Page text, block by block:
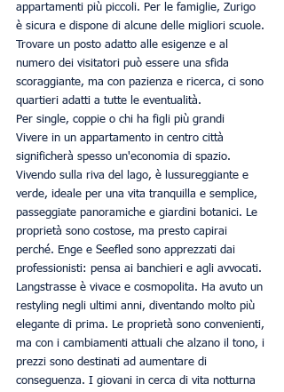
appartamenti più piccoli. Per le famiglie, Zurigo
è sicura e dispone di alcune delle migliori scuole.
Trovare un posto adatto alle esigenze e al
numero dei visitatori può essere una sfida
scoraggiante, ma con pazienza e ricerca, ci sono
quartieri adatti a tutte le eventualità.
Per single, coppie o chi ha figli più grandi
Vivere in un appartamento in centro città
significherà spesso un'economia di spazio.
Vivendo sulla riva del lago, è lussureggiante e
verde, ideale per una vita tranquilla e semplice,
passeggiate panoramiche e giardini botanici. Le
proprietà sono costose, ma presto capirai
perché. Enge e Seefled sono apprezzati dai
professionisti: pensa ai banchieri e agli avvocati.
Langstrasse è vivace e cosmopolita. Ha avuto un
restyling negli ultimi anni, diventando molto più
elegante di prima. Le proprietà sono convenienti,
ma con i cambiamenti attuali che alzano il tono, i
prezzi sono destinati ad aumentare di
conseguenza. I giovani in cerca di vita notturna